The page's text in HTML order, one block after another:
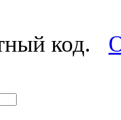
код.